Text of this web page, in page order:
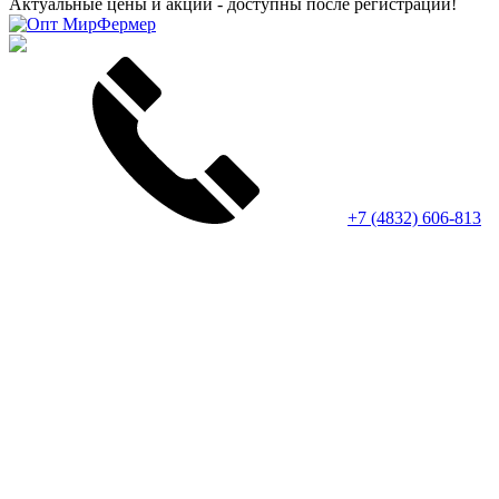
Актуальные цены и акции - доступны после регистрации!
+7 (4832) 606-813